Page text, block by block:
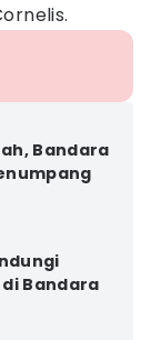
Bandara
Bandara